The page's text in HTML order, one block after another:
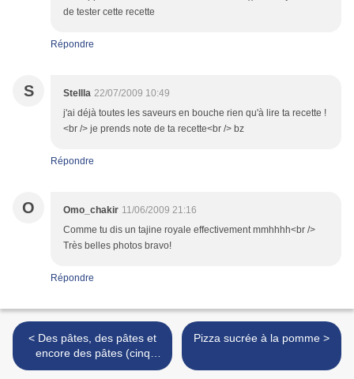
de tester cette recette
Répondre
S Stellla 22/07/2009 10:49
j'ai déjà toutes les saveurs en bouche rien qu'à lire ta recette !
<br /> je prends note de ta recette<br /> bz
Répondre
O Omo_chakir 11/06/2009 21:16
Comme tu dis un tajine royale effectivement mmhhhh<br />
Très belles photos bravo!
Répondre
< Des pâtes, des pâtes et
encore des pâtes (cinq
recettes)
Pizza sucrée à la pomme >